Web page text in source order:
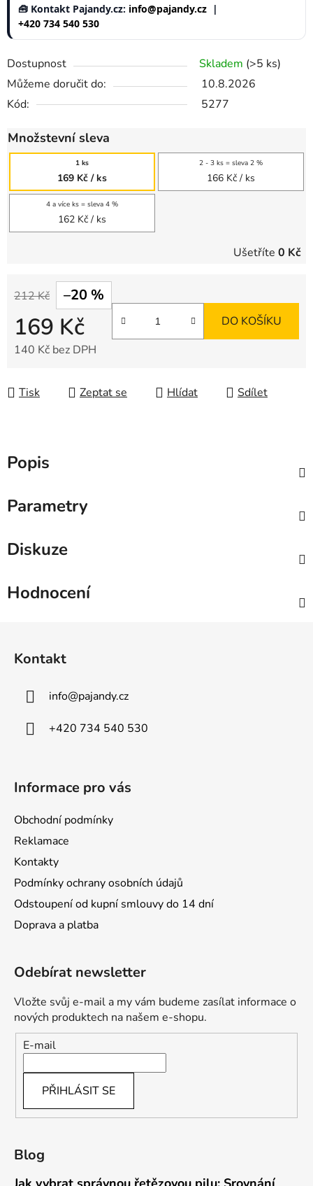
🧰 Kontakt Pajandy.cz: info@pajandy.cz |
+420 734 540 530
Dostupnost Skladem (>5 ks)
Můžeme doručit do:
10.8.2026
Kód:
5277
Množstevní sleva
1 ks
169 Kč / ks
2 - 3 ks = sleva 2 %
166 Kč / ks
4 a více ks = sleva 4 %
162 Kč / ks
Ušetříte 0 Kč
212 Kč –20 %
169 Kč
140 Kč bez DPH
DO KOŠÍKU
Tisk Zeptat se Hlídat Sdílet
Popis
Parametry
Diskuze
Hodnocení
Kontakt
info@pajandy.cz
+420 734 540 530
Informace pro vás
Obchodní podmínky
Reklamace
Kontakty
Podmínky ochrany osobních údajů
Odstoupení od kupní smlouvy do 14 dní
Doprava a platba
Odebírat newsletter
Vložte svůj e-mail a my vám budeme zasílat informace o
nových produktech na našem e-shopu.
E-mail
PŘIHLÁSIT SE
Blog